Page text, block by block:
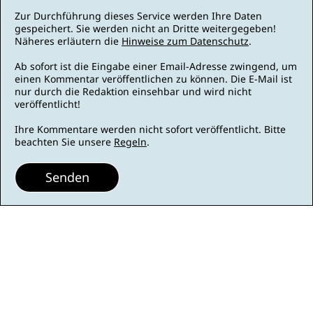
Zur Durchführung dieses Service werden Ihre Daten
gespeichert. Sie werden nicht an Dritte weitergegeben!
Näheres erläutern die Hinweise zum Datenschutz.
Ab sofort ist die Eingabe einer Email-Adresse zwingend, um
einen Kommentar veröffentlichen zu können. Die E-Mail ist
nur durch die Redaktion einsehbar und wird nicht
veröffentlicht!
Ihre Kommentare werden nicht sofort veröffentlicht. Bitte
beachten Sie unsere Regeln.
Senden